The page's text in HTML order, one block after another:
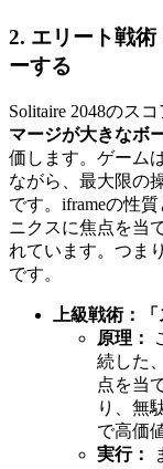
2. エリート戦
ーする
Solitaire 2048のス
マージが大きなボ
価します。ゲーム
ながら、最大限の
です。iframeの性
ニクスに焦点を当
れています。つま
です。
上級戦術：
原理：
続した
点を当
り、無
で高価
実行：